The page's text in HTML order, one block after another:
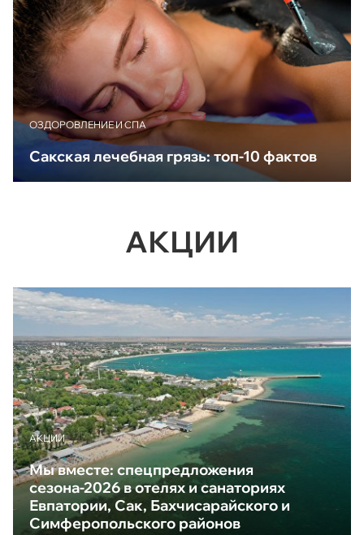
ОЗДОРОВЛЕНИЕ И СПА
Сакская лечебная грязь: топ-10 фактов
АКЦИИ
АКЦИИ
Мы вместе: спецпредложения
сезона-2026 в отелях и санаториях
Евпатории, Сак, Бахчисарайского и
Симферопольского районов